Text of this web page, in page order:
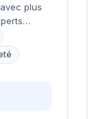
plus
en tant
Google